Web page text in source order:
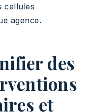
cellules
agence.
des
et